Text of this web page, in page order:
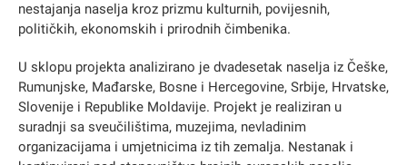
nestajanja naselja kroz prizmu kulturnih, povijesnih,
političkih, ekonomskih i prirodnih čimbenika.
U sklopu projekta analizirano je dvadesetak naselja iz Češke,
Rumunjske, Mađarske, Bosne i Hercegovine, Srbije, Hrvatske,
Slovenije i Republike Moldavije. Projekt je realiziran u
suradnji sa sveučilištima, muzejima, nevladinim
organizacijama i umjetnicima iz tih zemalja. Nestanak i